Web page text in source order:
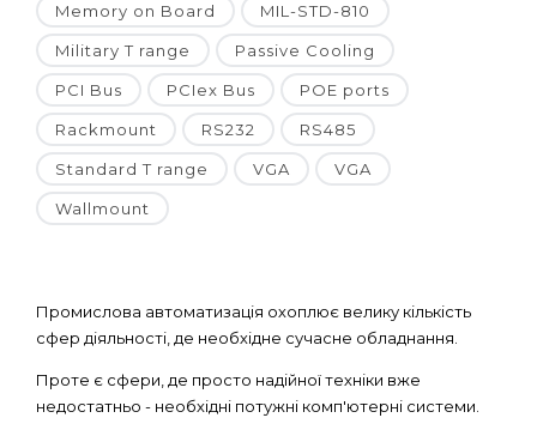
Memory on Board MIL-STD-810
Military T range Passive Cooling
PCI Bus PCIex Bus POE ports
Rackmount RS232 RS485
Standard T range VGA VGA
Wallmount
Промислова автоматизація охоплює велику кількість
сфер діяльності, де необхідне сучасне обладнання.
Проте є сфери, де просто надійної техніки вже
недостатньо - необхідні потужні комп'ютерні системи.